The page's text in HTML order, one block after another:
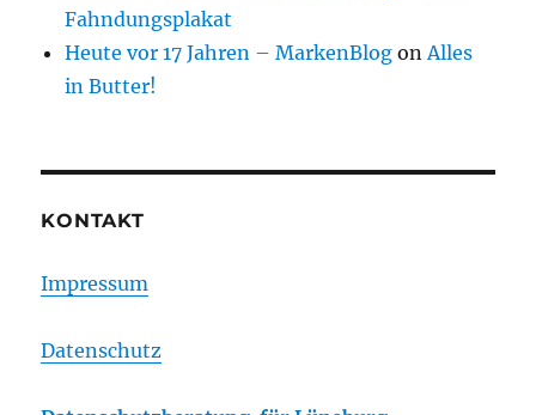
Fahndungsplakat
Heute vor 17 Jahren – MarkenBlog onAlles
in Butter!
KONTAKT
Impressum
Datenschutz